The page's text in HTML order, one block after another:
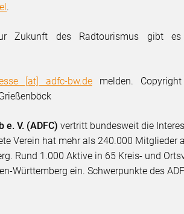
.
Zukunft des Radtourismus gibt
[at] adfc-bw.demelden.
e. V. (ADFC)vertritt bundesweit die
Verein hat mehr als 240.000 Mitglieder
Rund 1.000 Aktive in 65 Kreis- und
Württemberg ein. Schwerpunkte des